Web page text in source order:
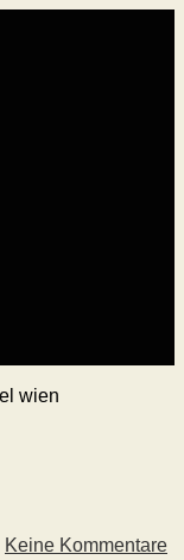
Keine Kommentare